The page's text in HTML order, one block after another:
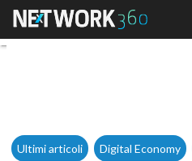
Dati,
Ultimi articoli Digital Economy